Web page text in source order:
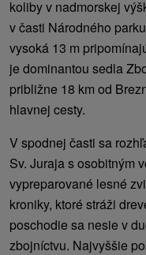
koliby v nadmorskej
v časti Národného
vysoká 13 m
je dominantou sedla
približne 18 km od
hlavnej cesty.
V spodnej časti sa
Sv. Juraja s osobitným
vypreparované lesné
kroniky, ktoré stráži
poschodie sa nesie v
zbojníctvu. Najvyššie